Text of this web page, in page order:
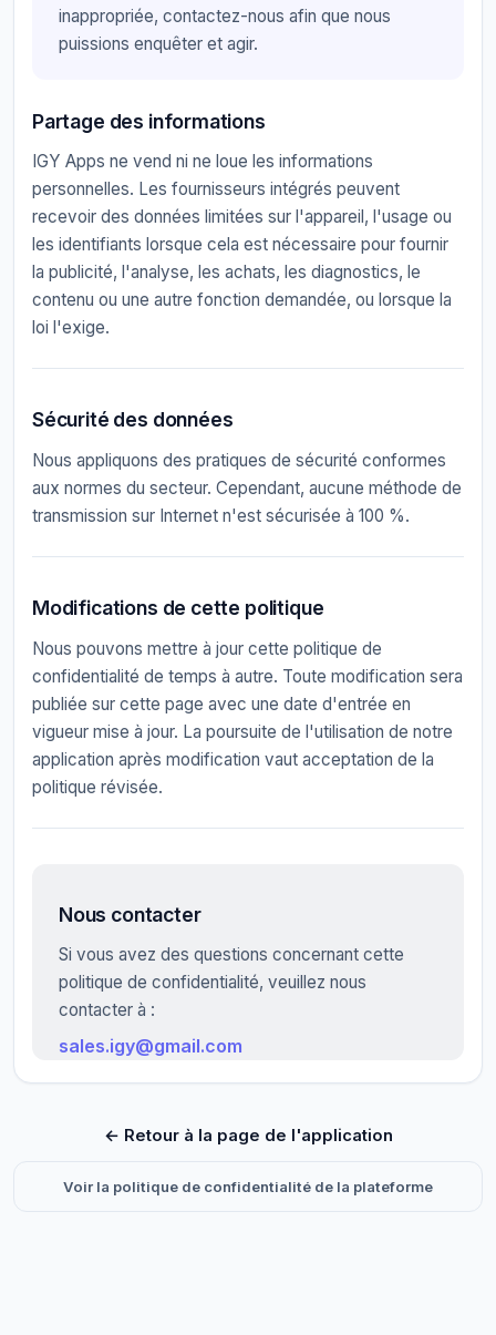
inappropriée, contactez-nous afin que nous
puissions enquêter et agir.
Partage des informations
IGY Apps ne vend ni ne loue les informations
personnelles. Les fournisseurs intégrés peuvent
recevoir des données limitées sur l'appareil, l'usage ou
les identifiants lorsque cela est nécessaire pour fournir
la publicité, l'analyse, les achats, les diagnostics, le
contenu ou une autre fonction demandée, ou lorsque la
loi l'exige.
Sécurité des données
Nous appliquons des pratiques de sécurité conformes
aux normes du secteur. Cependant, aucune méthode de
transmission sur Internet n'est sécurisée à 100 %.
Modifications de cette politique
Nous pouvons mettre à jour cette politique de
confidentialité de temps à autre. Toute modification sera
publiée sur cette page avec une date d'entrée en
vigueur mise à jour. La poursuite de l'utilisation de notre
application après modification vaut acceptation de la
politique révisée.
Nous contacter
Si vous avez des questions concernant cette
politique de confidentialité, veuillez nous
contacter à :
sales.igy@gmail.com
← Retour à la page de l'application
Voir la politique de confidentialité de la plateforme